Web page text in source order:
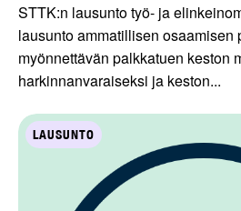
STTK:n lausunto työ- ja
lausunto ammatillisen osaamisen
myönnettävän palkkatuen keston
harkinnanvaraiseksi ja keston...
LAUSUNTO